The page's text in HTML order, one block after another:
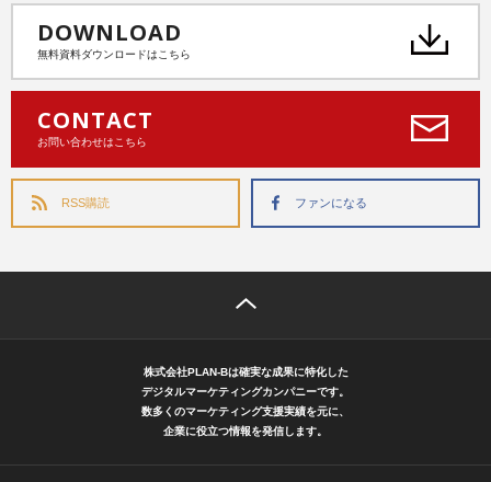
DOWNLOAD
無料資料ダウンロードはこちら
CONTACT
お問い合わせはこちら
RSS購読 ファンになる
株式会社PLAN-Bは確実な成果に特化した
デジタルマーケティングカンパニーです。
数多くのマーケティング支援実績を元に、
企業に役立つ情報を発信します。